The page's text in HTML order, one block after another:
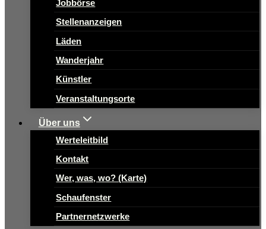
Jobbörse
Stellenanzeigen
Läden
Wanderjahr
Künstler
Veranstaltungsorte
Über uns
Werteleitbild
Kontakt
Wer, was, wo? (Karte)
Schaufenster
Partnernetzwerke